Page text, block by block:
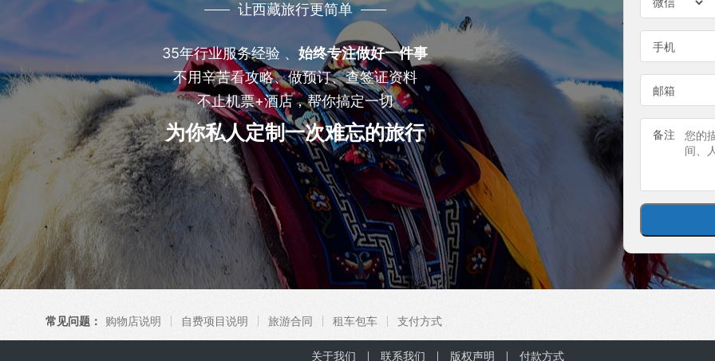
让西藏旅行更简单
35年行业服务经验 、 始终专注做好一件事
不用辛苦看攻略、做预订、查签证资料
不止机票+酒店，帮你搞定一切
为你私人定制一次难忘的旅行
手机
邮箱
备注
常见问题： 购物店说明 自费项目说明 旅游合同 租车包车 支付方式
关于我们 联系我们 版权声明 付款方式